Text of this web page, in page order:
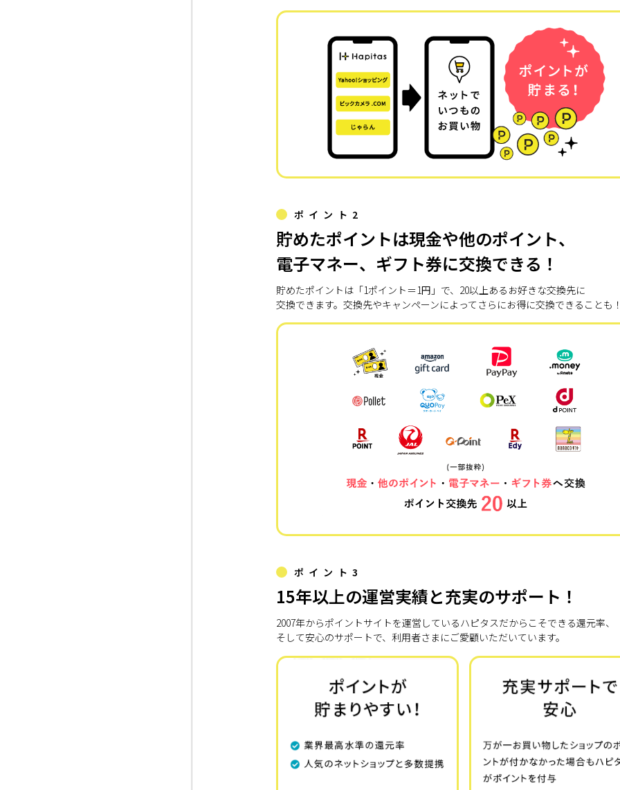
ポイント2
貯めたポイントは現金や他のポイント、
電子マネー、ギフト券に交換できる！
貯めたポイントは「1ポイント＝1円」で、20以上あるお好きな交換先に
交換できます。交換先やキャンペーンによってさらにお得に交換できることも
ポイント3
15年以上の運営実績と充実のサポート！
2007年からポイントサイトを運営しているハピタスだからこそできる還元率、
そして安心のサポートで、利用者さまにご愛顧いただいています。